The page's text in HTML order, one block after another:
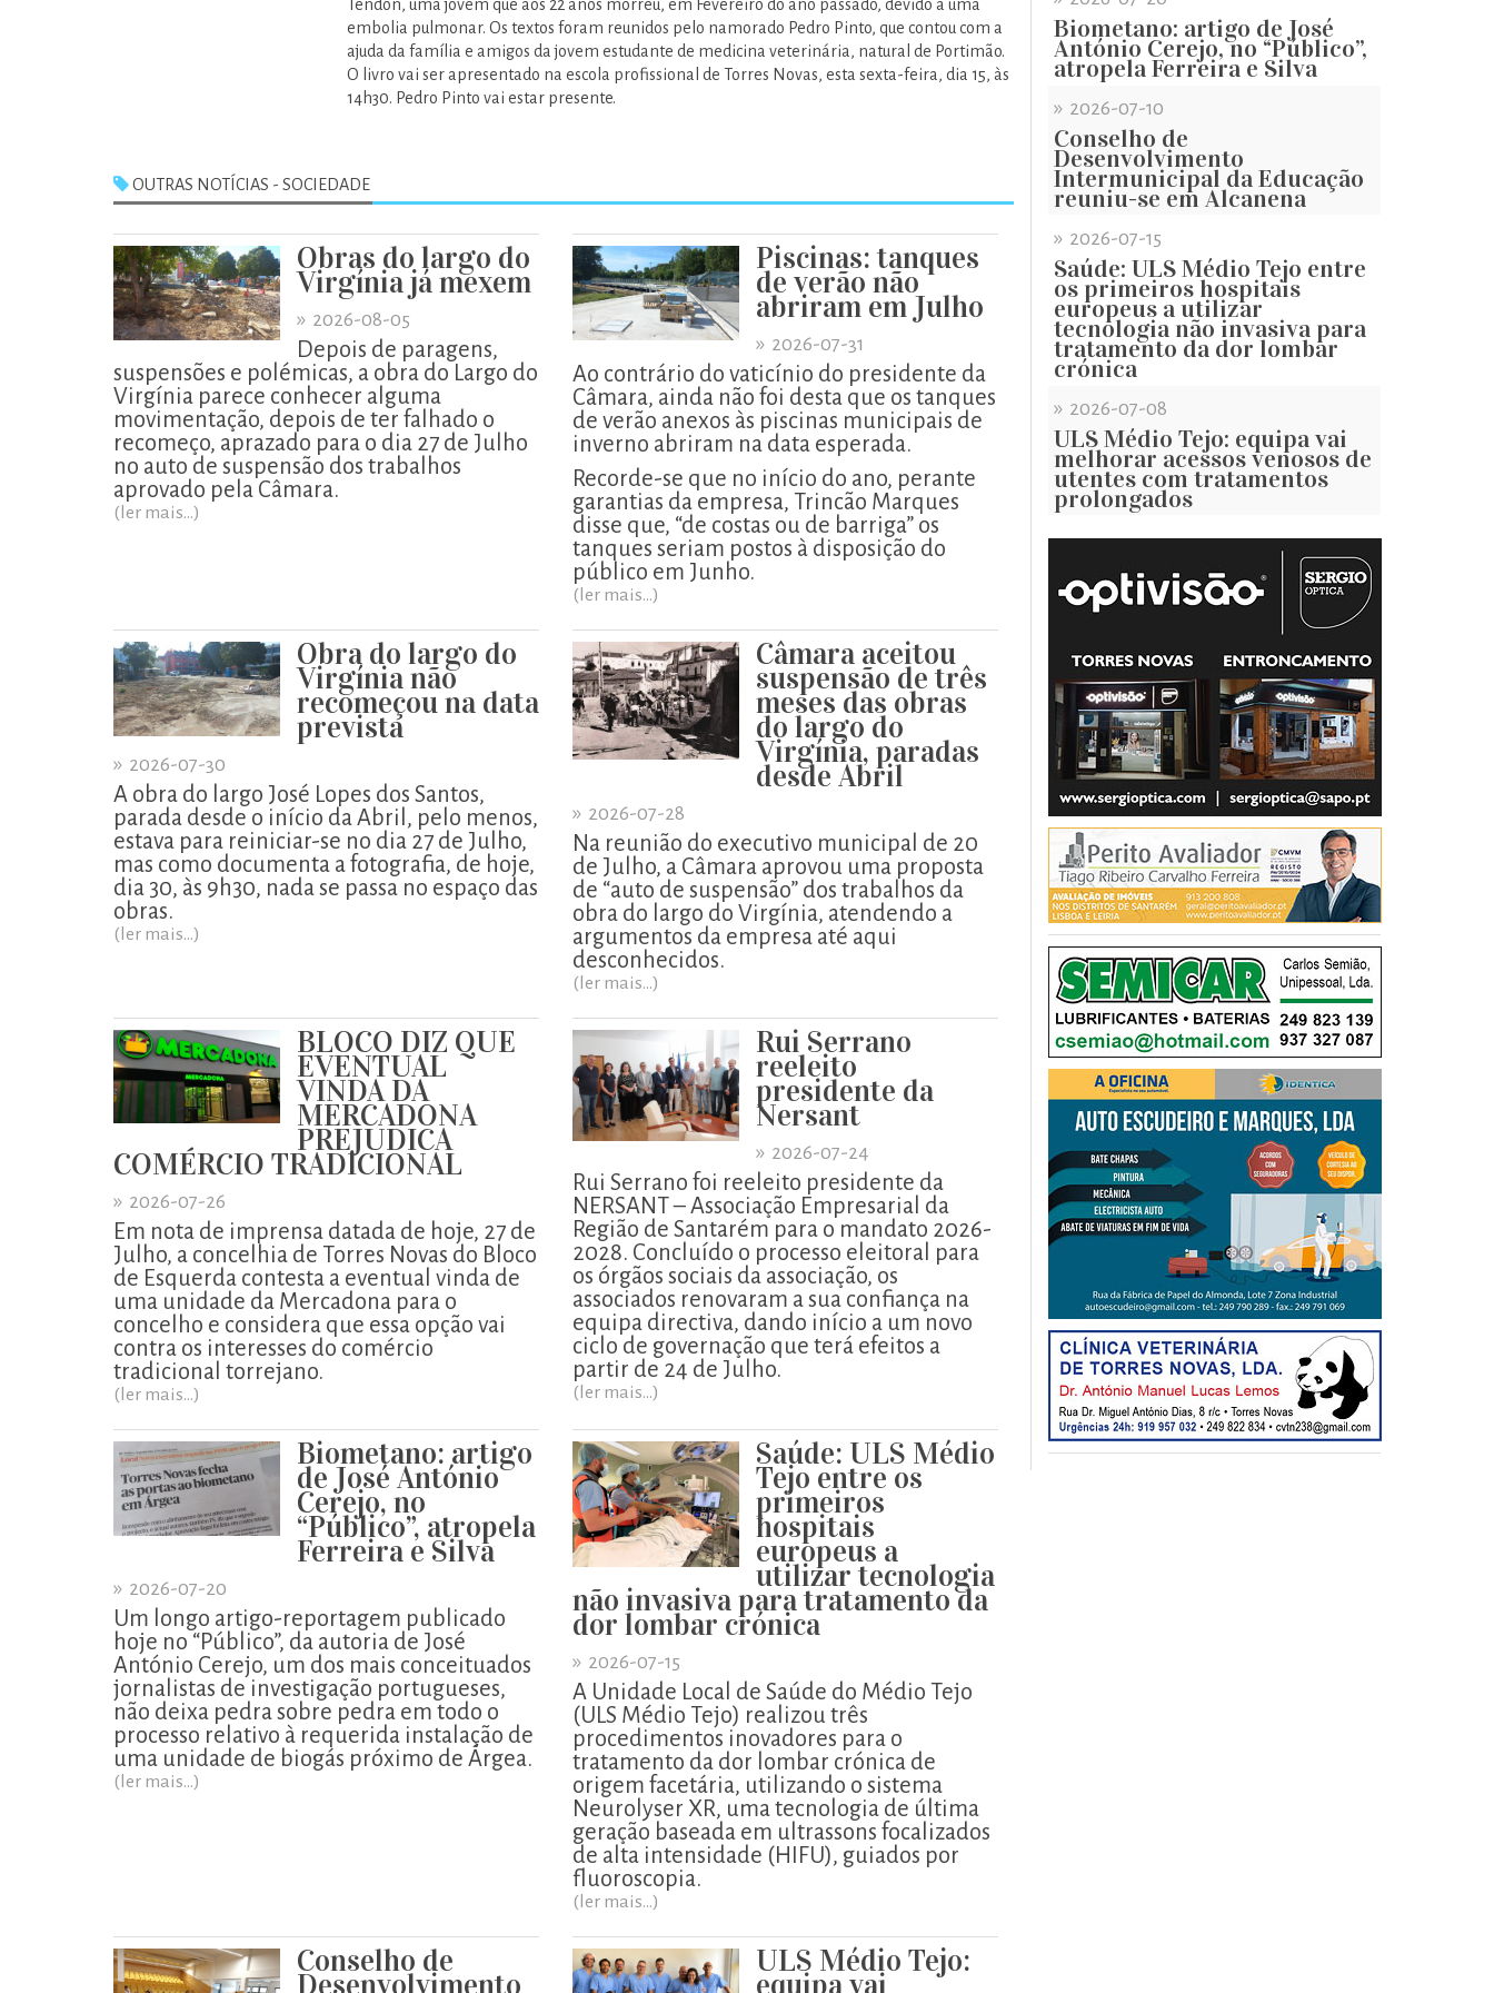
Tendon, uma jovem que aos 22 anos morreu, em Fevereiro do ano passado, devido a uma
embolia pulmonar. Os textos foram reunidos pelo namorado Pedro Pinto, que contou com a
ajuda da família e amigos da jovem estudante de medicina veterinária, natural de Portimão.
O livro vai ser apresentado na escola profissional de Torres Novas, esta sexta-feira, dia 15, às
14h30. Pedro Pinto vai estar presente.
OUTRAS NOTÍCIAS - SOCIEDADE
Obras do largo do
Virgínia já mexem
» 2026-08-05
Depois de paragens,
suspensões e polémicas, a obra do Largo do
Virgínia parece conhecer alguma
movimentação, depois de ter falhado o
recomeço, aprazado para o dia 27 de Julho
no auto de suspensão dos trabalhos
aprovado pela Câmara.
(ler mais...)
Piscinas: tanques
de verão não
abriram em Julho
» 2026-07-31
Ao contrário do vaticínio do presidente da
Câmara, ainda não foi desta que os tanques
de verão anexos às piscinas municipais de
inverno abriram na data esperada.
Recorde-se que no início do ano, perante
garantias da empresa, Trincão Marques
disse que, “de costas ou de barriga” os
tanques seriam postos à disposição do
público em Junho.
(ler mais...)
Obra do largo do
Virgínia não
recomeçou na data
prevista
» 2026-07-30
A obra do largo José Lopes dos Santos,
parada desde o início da Abril, pelo menos,
estava para reiniciar-se no dia 27 de Julho,
mas como documenta a fotografia, de hoje,
dia 30, às 9h30, nada se passa no espaço das
obras.
(ler mais...)
Câmara aceitou
suspensão de três
meses das obras
do largo do
Virgínia, paradas
desde Abril
» 2026-07-28
Na reunião do executivo municipal de 20
de Julho, a Câmara aprovou uma proposta
de “auto de suspensão” dos trabalhos da
obra do largo do Virgínia, atendendo a
argumentos da empresa até aqui
desconhecidos.
(ler mais...)
BLOCO DIZ QUE
EVENTUAL
VINDA DA
MERCADONA
PREJUDICA
COMÉRCIO TRADICIONAL
» 2026-07-26
Em nota de imprensa datada de hoje, 27 de
Julho, a concelhia de Torres Novas do Bloco
de Esquerda contesta a eventual vinda de
uma unidade da Mercadona para o
concelho e considera que essa opção vai
contra os interesses do comércio
tradicional torrejano.
(ler mais...)
Rui Serrano
reeleito
presidente da
Nersant
» 2026-07-24
Rui Serrano foi reeleito presidente da
NERSANT – Associação Empresarial da
Região de Santarém para o mandato 2026-
2028. Concluído o processo eleitoral para
os órgãos sociais da associação, os
associados renovaram a sua confiança na
equipa directiva, dando início a um novo
ciclo de governação que terá efeitos a
partir de 24 de Julho.
(ler mais...)
Biometano: artigo
de José António
Cerejo, no
“Público”, atropela
Ferreira e Silva
» 2026-07-20
Um longo artigo-reportagem publicado
hoje no “Público”, da autoria de José
António Cerejo, um dos mais conceituados
jornalistas de investigação portugueses,
não deixa pedra sobre pedra em todo o
processo relativo à requerida instalação de
uma unidade de biogás próximo de Árgea.
(ler mais...)
Saúde: ULS Médio
Tejo entre os
primeiros
hospitais
europeus a
utilizar tecnologia
não invasiva para tratamento da
dor lombar crónica
» 2026-07-15
A Unidade Local de Saúde do Médio Tejo
(ULS Médio Tejo) realizou três
procedimentos inovadores para o
tratamento da dor lombar crónica de
origem facetária, utilizando o sistema
Neurolyser XR, uma tecnologia de última
geração baseada em ultrassons focalizados
de alta intensidade (HIFU), guiados por
fluoroscopia.
(ler mais...)
Conselho de
Desenvolvimento
ULS Médio Tejo:
equipa vai
Biometano: artigo de José
António Cerejo, no “Público”,
atropela Ferreira e Silva
» 2026-07-10
Conselho de
Desenvolvimento
Intermunicipal da Educação
reuniu-se em Alcanena
» 2026-07-15
Saúde: ULS Médio Tejo entre
os primeiros hospitais
europeus a utilizar
tecnologia não invasiva para
tratamento da dor lombar
crónica
» 2026-07-08
ULS Médio Tejo: equipa vai
melhorar acessos venosos de
utentes com tratamentos
prolongados